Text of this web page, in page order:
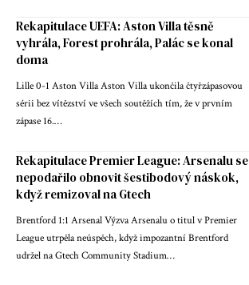
Rekapitulace UEFA: Aston Villa těsně
vyhrála, Forest prohrála, Palác se konal
doma
Lille 0-1 Aston Villa Aston Villa ukončila čtyřzápasovou
sérii bez vítězství ve všech soutěžích tím, že v prvním
zápase 16.…
Rekapitulace Premier League: Arsenalu se
nepodařilo obnovit šestibodový náskok,
když remizoval na Gtech
Brentford 1:1 Arsenal Výzva Arsenalu o titul v Premier
League utrpěla neúspěch, když impozantní Brentford
udržel na Gtech Community Stadium…